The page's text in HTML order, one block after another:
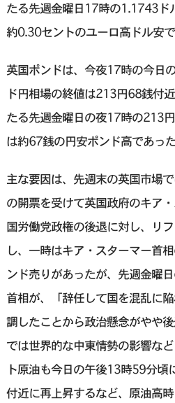
たる先週金曜日17時の1.1743ド
約0.30セントのユーロ高ドル安で
英国ポンドは、今夜17時の今日
ド円相場の終値は213円68銭付
たる先週金曜日の夜17時の213
は約67銭の円安ポンド高であった
主な要因は、先週末の英国市場
の開票を受けて英国政府のキア
国労働党政権の後退に対し、リ
し、一時はキア・スターマー首
ンド売りがあったが、先週金曜
首相が、「辞任して国を混乱に
調したことから政治懸念がやや
では世界的な中東情勢の影響な
ト原油も今日の午後13時59分
付近に再上昇するなど、原油高